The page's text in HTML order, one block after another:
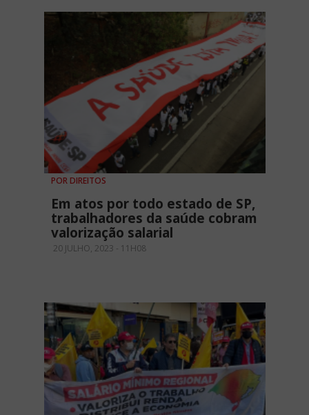
POR DIREITOS
Em atos por todo estado de SP,
trabalhadores da saúde cobram
valorização salarial
20 JULHO, 2023 - 11H08